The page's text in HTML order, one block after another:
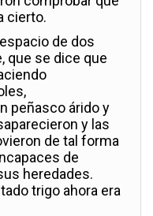
cierto.
de dos
que se dice que
peñasco árido y
y las
de tal forma
de
heredades.
trigo ahora era